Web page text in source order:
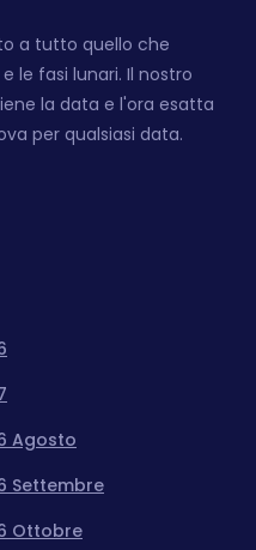
a tutto quello che
le fasi lunari. Il nostro
la data e l'ora esatta
per qualsiasi data.
Agosto
Settembre
Ottobre